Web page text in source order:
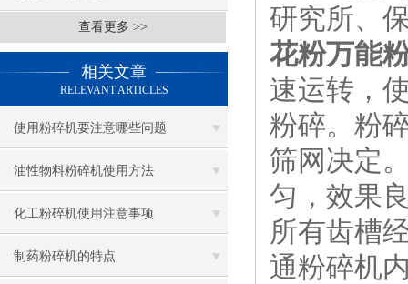
查看更多 >>
相关文章
RELEVANT ARTICLES
使用粉碎机要注意哪些问题
油性物料粉碎机使用方法
化工粉碎机使用注意事项
制药粉碎机的特点
研究所、
花粉万能
速运转，
粉碎。粉
筛网决定
匀，效果
所有齿槽
通粉碎机